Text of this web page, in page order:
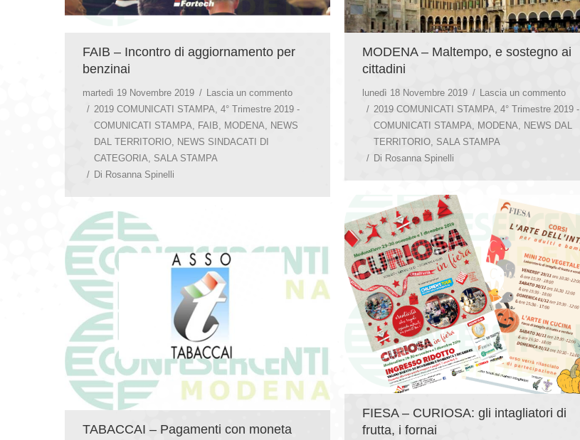
FAIB – Incontro di aggiornamento per
benzinai
martedì 19 Novembre 2019
Lascia un commento
2019 COMUNICATI STAMPA 4° Trimestre 2019 -
COMUNICATI STAMPA
FAIB MODENA
NEWS
DAL TERRITORIO
NEWS SINDACATI DI
CATEGORIA
SALA STAMPA
Di Rosanna Spinelli
MODENA – Maltempo, e sostegno ai
cittadini
lunedì 18 Novembre 2019
Lascia un commento
2019 COMUNICATI STAMPA 4° Trimestre 2019 -
COMUNICATI STAMPA
MODENA
NEWS DAL
TERRITORIO SALA STAMPA
Di Rosanna Spinelli
FIESA – CURIOSA: gli intagliatori di
frutta, i fornai
TABACCAI – Pagamenti con moneta